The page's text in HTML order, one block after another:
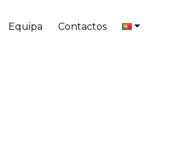
Equipa Contactos